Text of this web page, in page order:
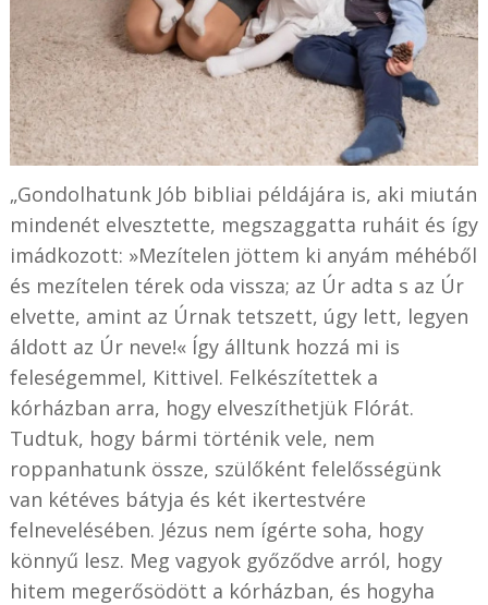
„Gondolhatunk Jób bibliai példájára is, aki miután
mindenét elvesztette, megszaggatta ruháit és így
imádkozott: »Mezítelen jöttem ki anyám méhéből
és mezítelen térek oda vissza; az Úr adta s az Úr
elvette, amint az Úrnak tetszett, úgy lett, legyen
áldott az Úr neve!« Így álltunk hozzá mi is
feleségemmel, Kittivel. Felkészítettek a
kórházban arra, hogy elveszíthetjük Flórát.
Tudtuk, hogy bármi történik vele, nem
roppanhatunk össze, szülőként felelősségünk
van kétéves bátyja és két ikertestvére
felnevelésében. Jézus nem ígérte soha, hogy
könnyű lesz. Meg vagyok győződve arról, hogy
hitem megerősödött a kórházban, és hogyha